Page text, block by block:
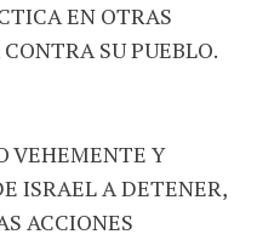
EN OTRAS
SU PUEBLO.
Y
ISRAEL A DETENER,
ACCIONES